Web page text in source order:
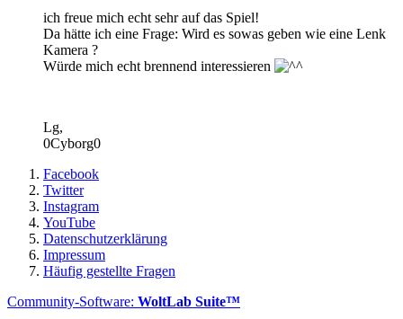
ich freue mich echt sehr auf das Spiel!
Da hätte ich eine Frage: Wird es sowas geben wie eine Lenk
Kamera ?
Würde mich echt brennend interessieren
Lg,
0Cyborg0
Facebook
Twitter
Instagram
YouTube
Datenschutzerklärung
Impressum
Häufig gestellte Fragen
Community-Software: WoltLab Suite™